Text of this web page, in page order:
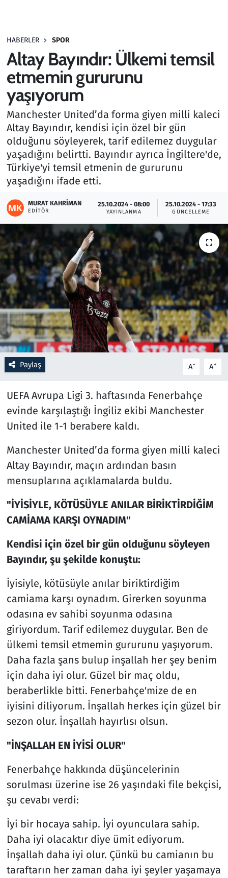
HABERLER SPOR
Altay Bayındır: Ülkemi temsil
etmemin gururunu
yaşıyorum
Manchester United’da forma giyen milli kaleci
Altay Bayındır, kendisi için özel bir gün
olduğunu söyleyerek, tarif edilemez duygular
yaşadığını belirtti. Bayındır ayrıca İngiltere'de,
Türkiye'yi temsil etmenin de gururunu
yaşadığını ifade etti.
MURAT KAHRIMAN
EDITÖR
25.10.2024 - 08:00
YAYINLANMA
25.10.2024 - 17:33
GÜNCELLEME
Paylaş A- A+
UEFA Avrupa Ligi 3. haftasında Fenerbahçe
evinde karşılaştığı İngiliz ekibi Manchester
United ile 1-1 berabere kaldı.
Manchester United’da forma giyen milli kaleci
Altay Bayındır, maçın ardından basın
mensuplarına açıklamalarda buldu.
"İYİSİYLE, KÖTÜSÜYLE ANILAR BİRİKTİRDİĞİM
CAMİAMA KARŞI OYNADIM"
Kendisi için özel bir gün olduğunu söyleyen
Bayındır, şu şekilde konuştu:
İyisiyle, kötüsüyle anılar biriktirdiğim
camiama karşı oynadım. Girerken soyunma
odasına ev sahibi soyunma odasına
giriyordum. Tarif edilemez duygular. Ben de
ülkemi temsil etmemin gururunu yaşıyorum.
Daha fazla şans bulup inşallah her şey benim
için daha iyi olur. Güzel bir maç oldu,
beraberlikle bitti. Fenerbahçe'mize de en
iyisini diliyorum. İnşallah herkes için güzel bir
sezon olur. İnşallah hayırlısı olsun.
"İNŞALLAH EN İYİSİ OLUR"
Fenerbahçe hakkında düşüncelerinin
sorulması üzerine ise 26 yaşındaki file bekçisi,
şu cevabı verdi:
İyi bir hocaya sahip. İyi oyunculara sahip.
Daha iyi olacaktır diye ümit ediyorum.
İnşallah daha iyi olur. Çünkü bu camianın bu
taraftarın her zaman daha iyi şeyler yaşamaya
Haber
Kültür Sanat
Kurumsal Haberler
Lezzet Durağı
Memur ve Kamu
Otomobil
Oyun
Ramazan
Resmi İlanlar
Rüya Tabirleri
Sağlık
Savunma Sanayi
Seçim 2023
Teknoloji ve Bilim